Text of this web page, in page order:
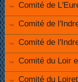
Comité de
Comité de
Comité de
Comité du Loir
Comité du